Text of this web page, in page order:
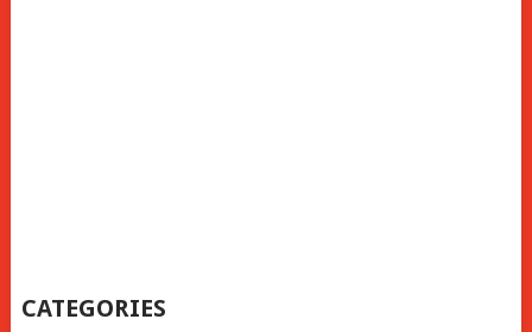
CATEGORIES